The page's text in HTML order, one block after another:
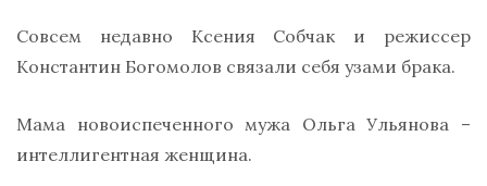
Cовсем недавно Ксения Собчак и режиссер
Константин Богомолов связали себя узами брака.
Мама новоиспеченного мужа Ольга Ульянова –
интеллигентная женщина.